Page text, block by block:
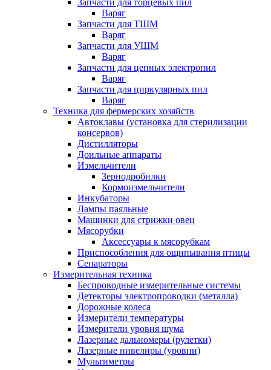
Запчасти для торцевых пил
Варяг
Запчасти для ТШМ
Варяг
Запчасти для УШМ
Варяг
Запчасти для цепных электропил
Варяг
Запчасти для циркулярных пил
Варяг
Техника для фермерских хозяйств
Автоклавы (установка для стерилизации
консервов)
Дистилляторы
Доильные аппараты
Измельчители
Зернодробилки
Кормоизмельчители
Инкубаторы
Лампы паяльные
Машинки для стрижки овец
Мясорубки
Аксессуары к мясорубкам
Приспособления для ощипывания птицы
Сепараторы
Измерительная техника
Беспроводные измерительные системы
Детекторы электропроводки (металла)
Дорожные колеса
Измерители температуры
Измерители уровня шума
Лазерные дальномеры (рулетки)
Лазерные нивелиры (уровни)
Мультиметры